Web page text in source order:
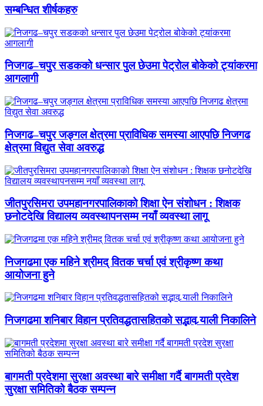
सम्बन्धित शीर्षकहरु
निजगढ–चपुर सडकको धन्सार पुल छेउमा पेट्रोल बोकेको ट्यांकरमा
आगलागी
निजगढ–चपुर जङ्गल क्षेत्रमा प्राविधिक समस्या आएपछि निजगढ
क्षेत्रमा विद्युत सेवा अवरुद्ध
जीतपुरसिमरा उपमहानगरपालिकाको शिक्षा ऐन संशोधन : शिक्षक
छनोटदेखि विद्यालय व्यवस्थापनसम्म नयाँ व्यवस्था लागू
निजगढमा एक महिने श्रीमद् वितक चर्चा एवं श्रीकृष्ण कथा
आयोजना हुने
निजगढमा शनिबार विहान प्रतिवद्धतासहितको सद्भाव र्‍याली निकालिने
बागमती प्रदेशमा सुरक्षा अवस्था बारे समीक्षा गर्दै बागमती प्रदेश
सुरक्षा समितिको बैठक सम्पन्न